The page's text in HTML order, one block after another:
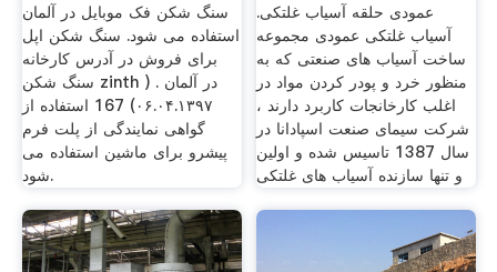
سنگ شکن فک موبایل در آلمان
استفاده می شود. سنگ شکن اپل
برای فروش در آدرس کارخانه
سنگ شکن zinth در آلمان . (
۰۶.۰۴.۱۳۹۷) 167 استفاده از
گواهی نمایندگی از پلت فرم
پیشرو برای ماشین استفاده می
شود.
عمودی حلقه آسیاب غلتکی.
آسیاب غلتکی عمودی مجموعه
ساخت آسیاب های صنعتی که به
منظور خرد و پودر کردن مواد در
اغلب کارخانجات کاربرد دارند ،
شرکت سیمای صنعت اسپادانا در
سال 1387 تاسیس شده و اولین
و تنها سازنده آسیاب های غلتکی